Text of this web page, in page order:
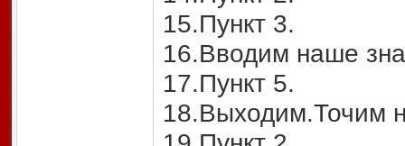
15.Пункт 3.
16.Вводим наше
17.Пункт 5.
18.Выходим.Точим